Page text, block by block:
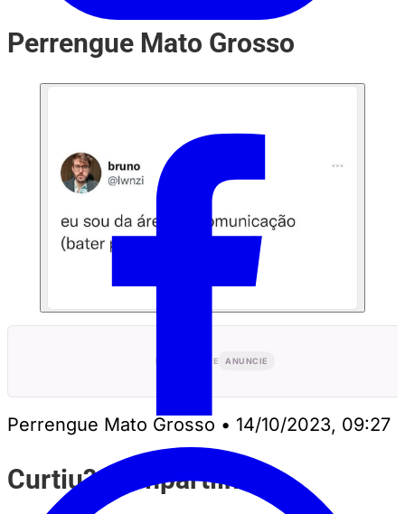
Perrengue Mato Grosso
PUBLICIDADE ANUNCIE
Perrengue Mato Grosso • 14/10/2023, 09:27
Curtiu? Compartilhe